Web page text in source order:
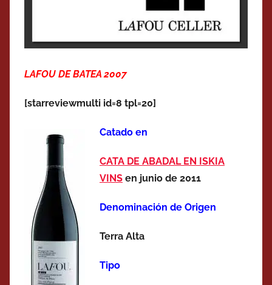
LAFOU DE BATEA 2007
[starreviewmulti id=8 tpl=20]
Catado en
CATA DE ABADAL EN ISKIA
VINS en junio de 2011
Denominación de Origen
Terra Alta
Tipo